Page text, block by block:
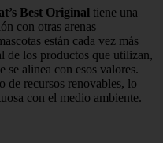
Best Original tiene una
con otras arenas
están cada vez más
de los productos que utilizan,
se alinea con esos valores.
de recursos renovables, lo
con el medio ambiente.